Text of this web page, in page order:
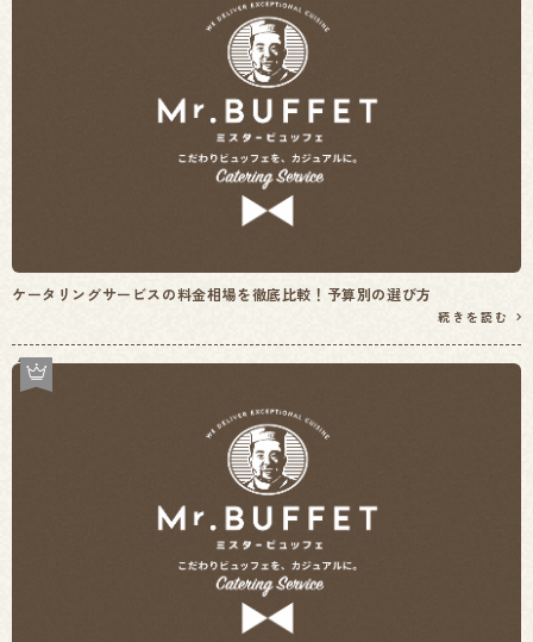
ケータリングサービスの料金相場を徹底比較！予算別の選び方
続きを読む